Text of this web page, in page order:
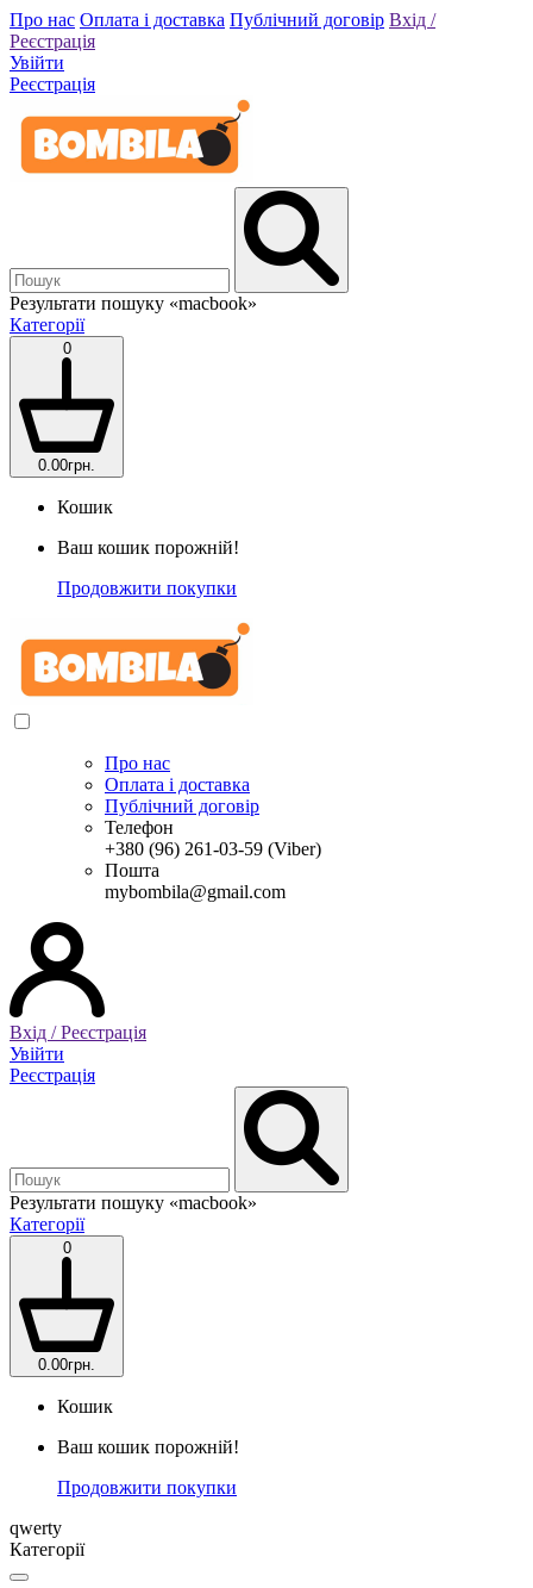
Про нас Оплата і доставка Публічний договір Вхід /
Реєстрація
Увійти
Реєстрація
Результати пошуку «macbook»
Категорії
0
0.00грн.
Кошик
Ваш кошик порожній!
Продовжити покупки
Про нас
Оплата і доставка
Публічний договір
Телефон
+380 (96) 261-03-59 (Viber)
Пошта
mybombila@gmail.com
Вхід / Реєстрація
Увійти
Реєстрація
Результати пошуку «macbook»
Категорії
0
0.00грн.
Кошик
Ваш кошик порожній!
Продовжити покупки
qwerty
Категорії